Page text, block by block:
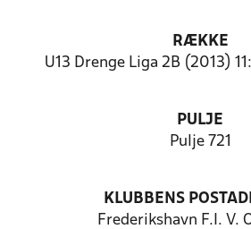
RÆKKE
U13 Drenge Liga 2B (2013)
PULJE
Pulje 721
KLUBBENS
Frederikshavn F.I. V.